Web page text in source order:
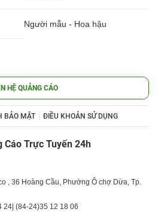
Người mẫu - Hoa hậu
HỆ QUẢNG CÁO
BẢO MẬT ĐIỀU KHOẢN SỬ DỤNG
Cáo Trực Tuyến 24h
, 36 Hoàng Cầu, Phường Ô chợ Dừa, Tp.
24| (84-24)35 12 18 06